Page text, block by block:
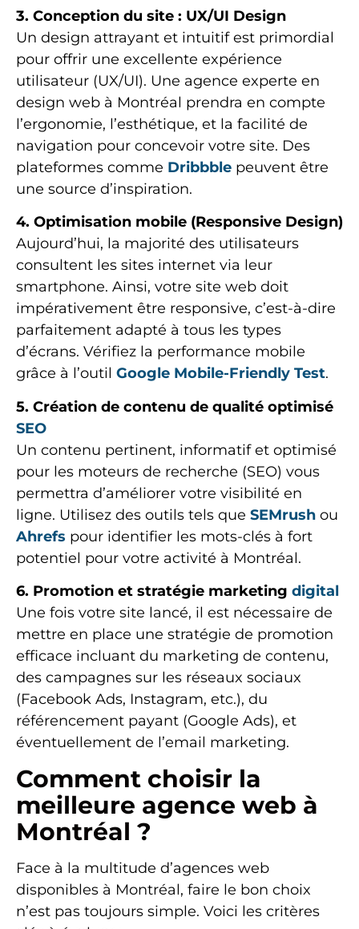
3. Conception du site : UX/UI Design
Un design attrayant et intuitif est primordial
pour offrir une excellente expérience
utilisateur (UX/UI). Une agence experte en
design web à Montréal prendra en compte
l’ergonomie, l’esthétique, et la facilité de
navigation pour concevoir votre site. Des
plateformes comme Dribbble peuvent être
une source d’inspiration.
4. Optimisation mobile (Responsive Design)
Aujourd’hui, la majorité des utilisateurs
consultent les sites internet via leur
smartphone. Ainsi, votre site web doit
impérativement être responsive, c’est-à-dire
parfaitement adapté à tous les types
d’écrans. Vérifiez la performance mobile
grâce à l’outil Google Mobile-Friendly Test.
5. Création de contenu de qualité optimisé
SEO
Un contenu pertinent, informatif et optimisé
pour les moteurs de recherche (SEO) vous
permettra d’améliorer votre visibilité en
ligne. Utilisez des outils tels que SEMrush ou
Ahrefs pour identifier les mots-clés à fort
potentiel pour votre activité à Montréal.
6. Promotion et stratégie marketing digital
Une fois votre site lancé, il est nécessaire de
mettre en place une stratégie de promotion
efficace incluant du marketing de contenu,
des campagnes sur les réseaux sociaux
(Facebook Ads, Instagram, etc.), du
référencement payant (Google Ads), et
éventuellement de l’email marketing.
Comment choisir la
meilleure agence web à
Montréal ?
Face à la multitude d’agences web
disponibles à Montréal, faire le bon choix
n’est pas toujours simple. Voici les critères